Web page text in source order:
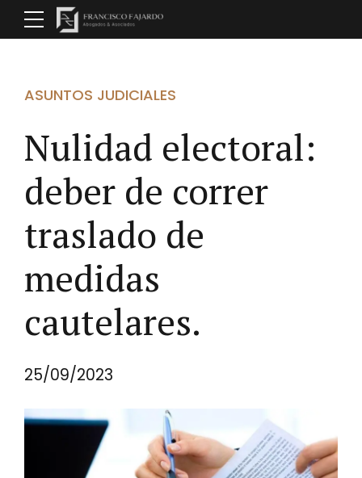
ASUNTOS JUDICIALES
Nulidad electoral:
deber de correr
traslado de
medidas
cautelares.
25/09/2023